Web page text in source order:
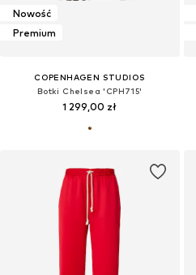
Nowość
Premium
COPENHAGEN STUDIOS
Botki Chelsea 'CPH715'
1 299,00 zł